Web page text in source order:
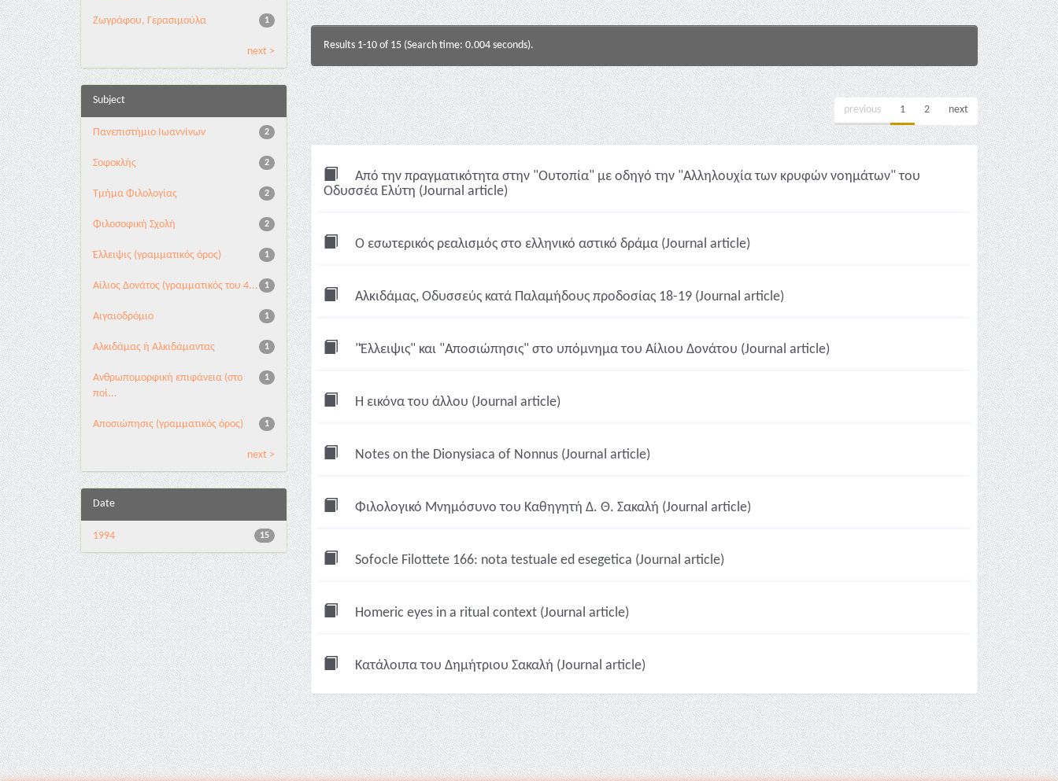
1
Ζωγράφου, Γερασιμούλα
next >
Subject
2
Πανεπιστήμιο Ιωαννίνων
2
Σοφοκλής
2
Τμήμα Φιλολογίας
2
Φιλοσοφική Σχολή
1
Έλλειψις (γραμματικός όρος)
1
Αίλιος Δονάτος (γραμματικός του 4...
1
Αιγαιοδρόμιο
1
Αλκιδάμας ή Αλκιδάμαντας
1
Ανθρωπομορφική επιφάνεια (στο
ποί...
1
Αποσιώπησις (γραμματικός όρος)
next >
Date
15
1994
Results 1-10 of 15 (Search time: 0.004 seconds).
previous 1 2 next
Από την πραγματικότητα στην "Ουτοπία" με οδηγό την "Αλληλουχία των κρυφών νοημάτων" του
Οδυσσέα Ελύτη (Journal article)
Ο εσωτερικός ρεαλισμός στο ελληνικό αστικό δράμα (Journal article)
Αλκιδάμας, Οδυσσεύς κατά Παλαμήδους προδοσίας 18-19 (Journal article)
"Έλλειψις" και "Αποσιώπησις" στο υπόμνημα του Αίλιου Δονάτου (Journal article)
Η εικόνα του άλλου (Journal article)
Notes on the Dionysiaca of Nonnus (Journal article)
Φιλολογικό Μνημόσυνο του Καθηγητή Δ. Θ. Σακαλή (Journal article)
Sofocle Filottete 166: nota testuale ed esegetica (Journal article)
Homeric eyes in a ritual context (Journal article)
Κατάλοιπα του Δημήτριου Σακαλή (Journal article)